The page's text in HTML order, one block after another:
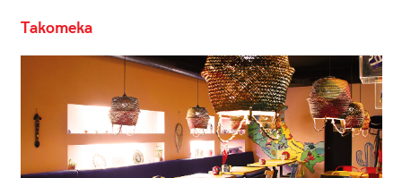
Такотека